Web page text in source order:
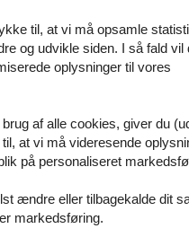
Læsø privat Vesterø havn
Læsø privat
Læsø privat
til, at vi må opsamle
og udvikle siden. I så fald vil
oplysninger til vores
af alle cookies, giver du
at vi må videresende
på personaliseret
ændre eller tilbagekalde dit
markedsføring.